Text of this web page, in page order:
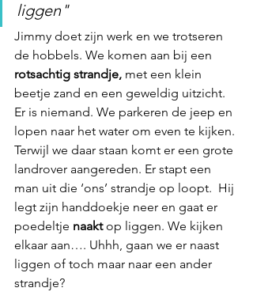
liggen"
Jimmy doet zijn werk en we trotseren
de hobbels. We komen aan bij een
rotsachtig strandje, met een klein
beetje zand en een geweldig uitzicht.
Er is niemand. We parkeren de jeep en
lopen naar het water om even te kijken.
Terwijl we daar staan komt er een grote
landrover aangereden. Er stapt een
man uit die ‘ons’ strandje op loopt.  Hij
legt zijn handdoekje neer en gaat er
poedeltje naakt op liggen. We kijken
elkaar aan…. Uhhh, gaan we er naast
liggen of toch maar naar een ander
strandje?